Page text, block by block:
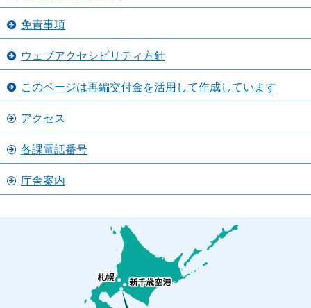
免責事項
ウェブアクセシビリティ方針
このページは再編交付金を活用して作成しています
アクセス
各課電話番号
庁舎案内